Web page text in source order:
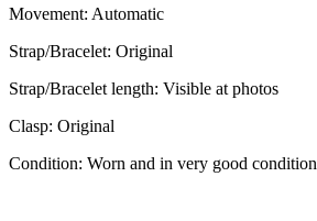
Movement: Automatic
Strap/Bracelet: Original
Strap/Bracelet length: Visible at photos
Clasp: Original
Condition: Worn and in very good condition